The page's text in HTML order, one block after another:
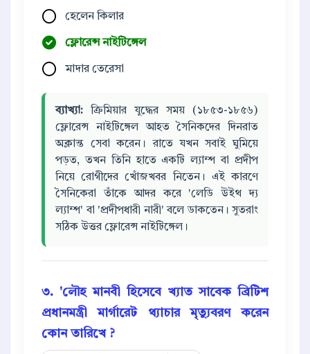
হেলেন কিলার
ফ্লোরেন্স নাইটিঙ্গেল
মাদার তেরেসা
ব্যাখ্যা: ক্রিমিয়ার যুদ্ধের সময় (১৮৫৩-১৮৫৬)
ফ্লোরেন্স নাইটিঙ্গেল আহত সৈনিকদের দিনরাত
অক্লান্ত সেবা করেন। রাতে যখন সবাই ঘুমিয়ে
পড়ত, তখন তিনি হাতে একটি ল্যাম্প বা প্রদীপ
নিয়ে রোগীদের খোঁজখবর নিতেন। এই কারণে
সৈনিকেরা তাঁকে আদর করে 'লেডি উইথ দ্য
ল্যাম্প' বা 'প্রদীপধারী নারী' বলে ডাকতেন। সুতরাং
সঠিক উত্তর ফ্লোরেন্স নাইটিঙ্গেল।
৩. 'লৌহ মানবী হিসেবে খ্যাত সাবেক ব্রিটিশ
প্রধানমন্ত্রী মার্গারেট থ্যাচার মৃত্যুবরণ করেন
কোন তারিখে ?